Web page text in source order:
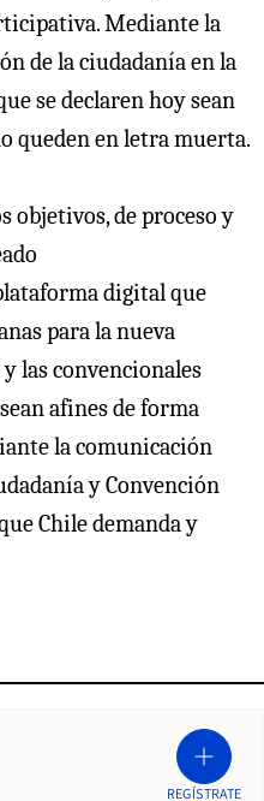
Mediante la
de la ciudadanía en la
se declaren hoy sean
queden en letra muerta.
objetivos, de proceso y
digital que
para la nueva
las convencionales
afines de forma
la comunicación
y Convención
Chile demanda y
REGÍSTRATE